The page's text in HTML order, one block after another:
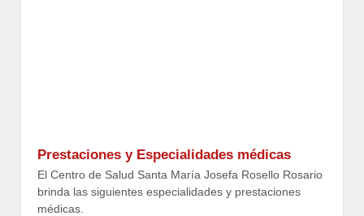
Prestaciones y Especialidades médicas
El Centro de Salud Santa María Josefa Rosello Rosario
brinda las siguientes especialidades y prestaciones
médicas.